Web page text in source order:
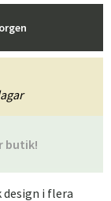
butik!
design i flera